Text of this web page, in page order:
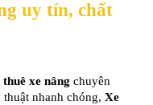
uy tín, chất
thuê xe nâng chuyên
nhanh chóng, Xe